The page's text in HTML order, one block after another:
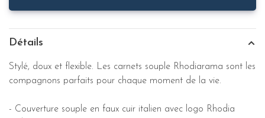
Détails
Stylé, doux et flexible. Les carnets souple Rhodiarama sont les
compagnons parfaits pour chaque moment de la vie.
- Couverture souple en faux cuir italien avec logo Rhodia